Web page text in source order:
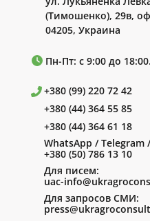
(Тимошенко), 29в,
04205, Украина
Пн-Пт: с 9:00 до 18:00.
+380 (99) 220 72 42
+380 (44) 364 55 85
+380 (44) 364 61 18
WhatsApp / Telegram
+380 (50) 786 13 10
Для писем:
uac-
Для запросов СМИ: